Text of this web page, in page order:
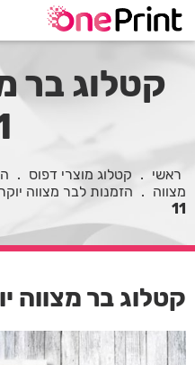
קטלוג בר
ראשי . קטלוג מוצרי דפוס .
מצווה . הזמנות לבר מצווה
11
קטלוג בר מצווה